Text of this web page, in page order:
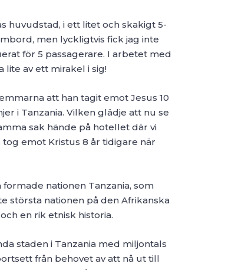
huvudstad, i ett litet och skakigt 5-
men lyckligtvis fick jag inte
för 5 passagerare. I arbetet med
lite av ett mirakel i sig!
att han tagit emot Jesus 10
i Tanzania. Vilken glädje att nu se
sak hände på hotellet där vi
emot Kristus 8 år tidigare när
nationen Tanzania, som
största nationen på den Afrikanska
en rik etnisk historia.
staden i Tanzania med miljontals
från behovet av att nå ut till